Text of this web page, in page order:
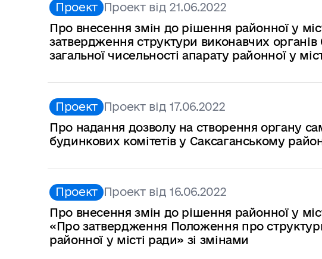
Проект Проект від 21.06.2022
Про внесення змін до рішення районної у
затвердження структури виконавчих органів
загальної чисельності апарату районної у
Проект Проект від 17.06.2022
Про надання дозволу на створення органу
будинкових комітетів у Саксаганському
Проект Проект від 16.06.2022
Про внесення змін до рішення районної у
«Про затвердження Положення про
районної у місті ради» зі змінами